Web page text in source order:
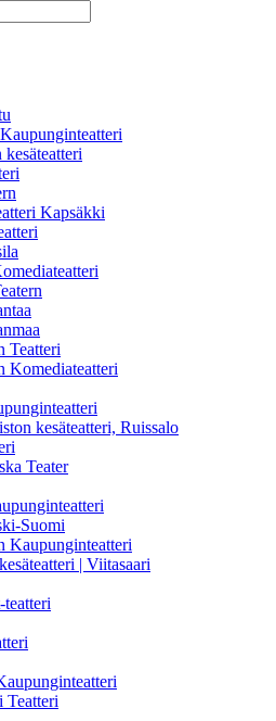
Kapsäkki
Teatteri
Komediateatteri
kesäteatteri, Ruissalo
Teater
Suomi
Kaupunginteatteri
| Viitasaari
teatteri
Teatteri